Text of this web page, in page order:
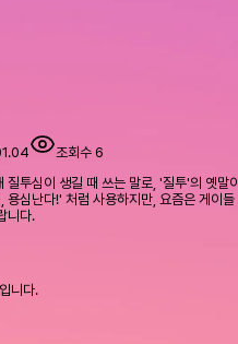
조회수 6
질투심이 생길 때 쓰는 말로, '질투'의 옛말
용심난다!' 처럼 사용하지만, 요즘은 게이
니다.
니다.